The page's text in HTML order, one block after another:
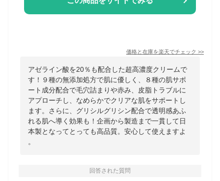
価格と在庫を楽天でチェック >>
アゼライン酸を20％も配合した超高濃度クリームで
す！９種の無添加処方で肌に優しく、８種の肌サポ
ート成分配合で毛穴詰まりや赤み、皮脂トラブルに
アプローチし、なめらかでクリアな肌をサポートし
ます。さらに、グリシルグリシン配合で透明感あふ
れる肌へ導く効果も！企画から製造まで一貫して日
本製となってとっても高品質。安心して使えますよ
。
回答された質問